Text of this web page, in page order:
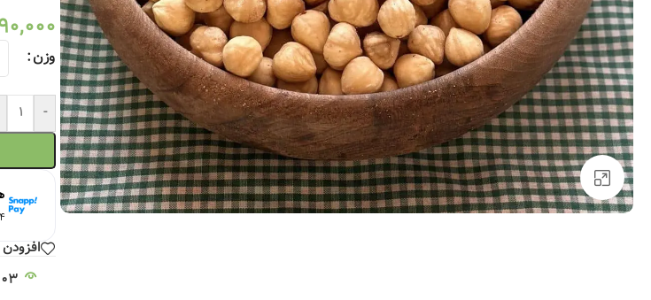
برای بزرگنمایی کلیک کنید
وزن
-
۴ قسط ماهانه. بدون سود، چک و ضامن.